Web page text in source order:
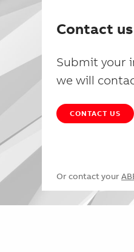
Contact us
Submit your
we will
CONTACT US
Or contact your